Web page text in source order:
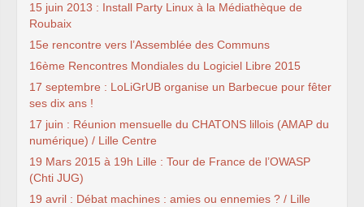
15 juin 2013 : Install Party Linux à la Médiathèque de
Roubaix
15e rencontre vers l’Assemblée des Communs
16ème Rencontres Mondiales du Logiciel Libre 2015
17 septembre : LoLiGrUB organise un Barbecue pour fêter
ses dix ans !
17 juin : Réunion mensuelle du CHATONS lillois (AMAP du
numérique) / Lille Centre
19 Mars 2015 à 19h Lille : Tour de France de l’OWASP
(Chti JUG)
19 avril : Débat machines : amies ou ennemies ? / Lille